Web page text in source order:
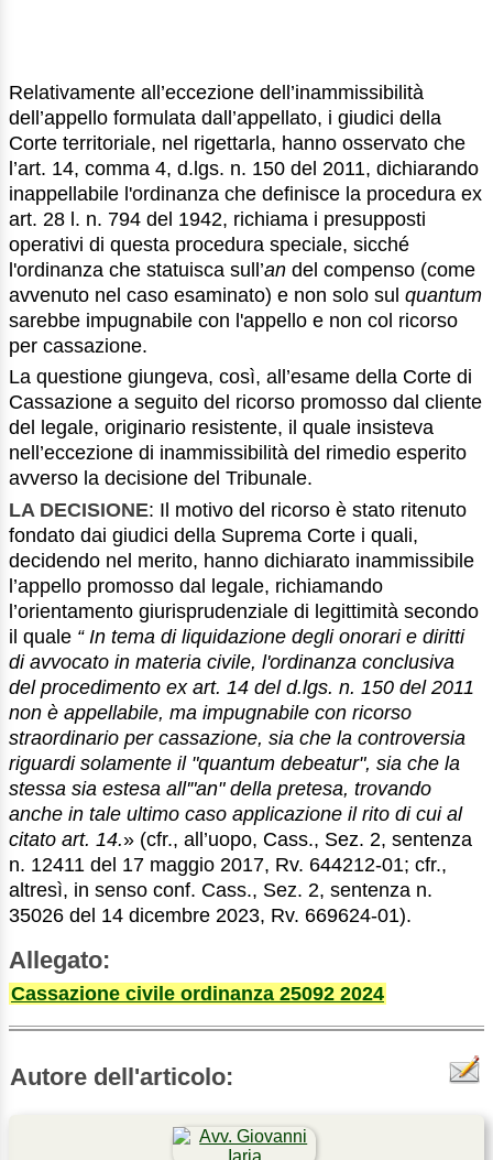
Relativamente all’eccezione dell’inammissibilità
dell’appello formulata dall’appellato, i giudici della
Corte territoriale, nel rigettarla, hanno osservato che
l’art. 14, comma 4, d.lgs. n. 150 del 2011, dichiarando
inappellabile l'ordinanza che definisce la procedura ex
art. 28 l. n. 794 del 1942, richiama i presupposti
operativi di questa procedura speciale, sicché
l'ordinanza che statuisca sull’an del compenso (come
avvenuto nel caso esaminato) e non solo sul quantum
sarebbe impugnabile con l'appello e non col ricorso
per cassazione.
La questione giungeva, così, all’esame della Corte di
Cassazione a seguito del ricorso promosso dal cliente
del legale, originario resistente, il quale insisteva
nell’eccezione di inammissibilità del rimedio esperito
avverso la decisione del Tribunale.
LA DECISIONE: Il motivo del ricorso è stato ritenuto
fondato dai giudici della Suprema Corte i quali,
decidendo nel merito, hanno dichiarato inammissibile
l’appello promosso dal legale, richiamando
l’orientamento giurisprudenziale di legittimità secondo
il quale “ In tema di liquidazione degli onorari e diritti
di avvocato in materia civile, l'ordinanza conclusiva
del procedimento ex art. 14 del d.lgs. n. 150 del 2011
non è appellabile, ma impugnabile con ricorso
straordinario per cassazione, sia che la controversia
riguardi solamente il "quantum debeatur", sia che la
stessa sia estesa all'"an" della pretesa, trovando
anche in tale ultimo caso applicazione il rito di cui al
citato art. 14.» (cfr., all’uopo, Cass., Sez. 2, sentenza
n. 12411 del 17 maggio 2017, Rv. 644212-01; cfr.,
altresì, in senso conf. Cass., Sez. 2, sentenza n.
35026 del 14 dicembre 2023, Rv. 669624-01).
Allegato:
Cassazione civile ordinanza 25092 2024
Autore dell'articolo: